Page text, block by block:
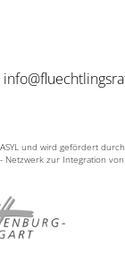
und wird gefördert
zur Integration